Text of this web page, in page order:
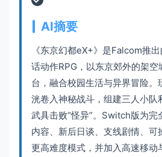
AI摘要
《东京幻都eX+》是Falcom推
话动作RPG，以东京郊外的架空
台，融合校园生活与异界冒险。
洸卷入神秘战斗，组建三人小队
武具击败“怪异”。Switch版为完
内容、新后日谈、支线剧情、可
更高难度模式，并加入高速移动